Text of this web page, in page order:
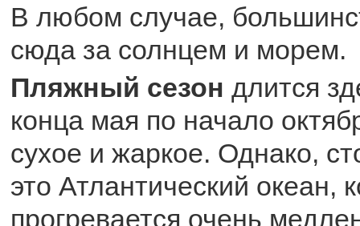
В любом случае,
сюда за солнцем и морем.
Пляжный сезон длится
конца мая по начало
сухое и жаркое. Однако,
это Атлантический океан,
прогревается очень